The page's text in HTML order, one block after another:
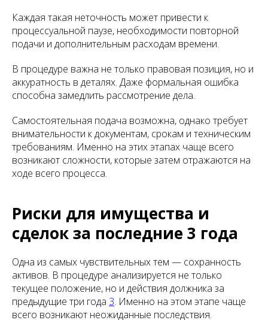
Каждая такая неточность может привести к
процессуальной паузе, необходимости повторной
подачи и дополнительным расходам времени.
В процедуре важна не только правовая позиция, но и
аккуратность в деталях. Даже формальная ошибка
способна замедлить рассмотрение дела.
Самостоятельная подача возможна, однако требует
внимательности к документам, срокам и техническим
требованиям. Именно на этих этапах чаще всего
возникают сложности, которые затем отражаются на
ходе всего процесса.
Риски для имущества и
сделок за последние 3 года
Одна из самых чувствительных тем — сохранность
активов. В процедуре анализируется не только
текущее положение, но и действия должника за
предыдущие три года 3. Именно на этом этапе чаще
всего возникают неожиданные последствия.